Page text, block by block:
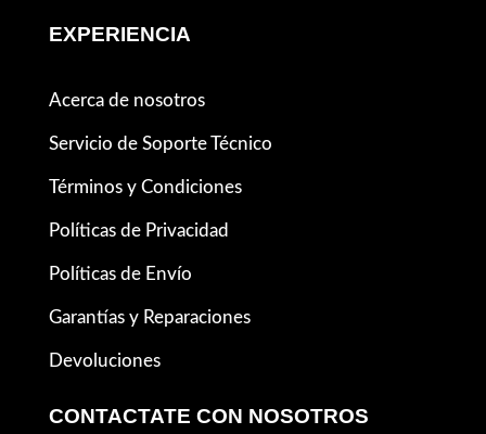
EXPERIENCIA
Acerca de nosotros
Servicio de Soporte Técnico
Términos y Condiciones
Políticas de Privacidad
Políticas de Envío
Garantías y Reparaciones
Devoluciones
CONTACTATE CON NOSOTROS